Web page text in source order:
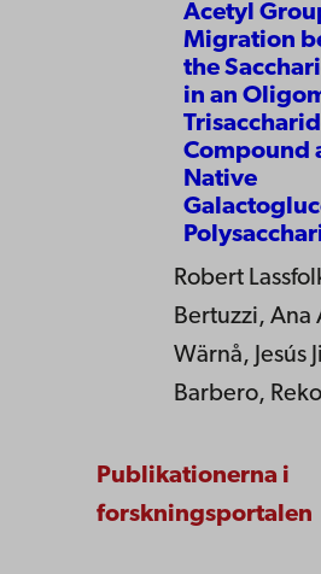
Acetyl
Migration
the
in an
Compound
Native
Robert
Bertuzzi, Ana
Wärnå, Jesús
Barbero,
Publikationerna i
forskningsportalen